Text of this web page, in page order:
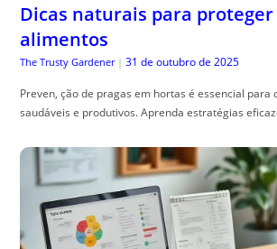
Dicas naturais para proteger
alimentos
The Trusty Gardener | 31 de outubro de 2025
Preven, ção de pragas em hortas é essencial para
saudáveis e produtivos. Aprenda estratégias